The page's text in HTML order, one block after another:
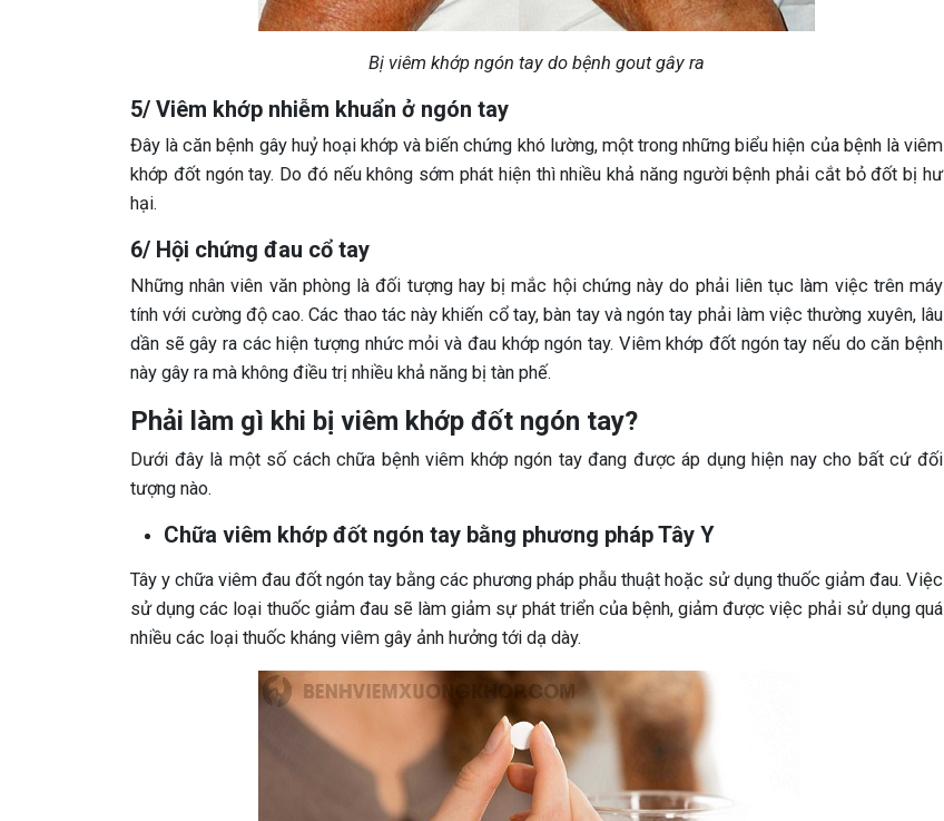
Bị viêm khớp ngón tay do bệnh gout gây ra
5/ Viêm khớp nhiễm khuẩn ở ngón tay
Đây là căn bệnh gây huỷ hoại khớp và biến chứng khó lường, một trong những biểu hiện của bệnh là viêm
khớp đốt ngón tay. Do đó nếu không sớm phát hiện thì nhiều khả năng người bệnh phải cắt bỏ đốt bị hư
hại.
6/ Hội chứng đau cổ tay
Những nhân viên văn phòng là đối tượng hay bị mắc hội chứng này do phải liên tục làm việc trên máy
tính với cường độ cao. Các thao tác này khiến cổ tay, bàn tay và ngón tay phải làm việc thường xuyên, lâu
dần sẽ gây ra các hiện tượng nhức mỏi và đau khớp ngón tay. Viêm khớp đốt ngón tay nếu do căn bệnh
này gây ra mà không điều trị nhiều khả năng bị tàn phế.
Phải làm gì khi bị viêm khớp đốt ngón tay?
Dưới đây là một số cách chữa bệnh viêm khớp ngón tay đang được áp dụng hiện nay cho bất cứ đối
tượng nào.
Chữa viêm khớp đốt ngón tay bằng phương pháp Tây Y
Tây y chữa viêm đau đốt ngón tay bằng các phương pháp phẫu thuật hoặc sử dụng thuốc giảm đau. Việc
sử dụng các loại thuốc giảm đau sẽ làm giảm sự phát triển của bệnh, giảm được việc phải sử dụng quá
nhiều các loại thuốc kháng viêm gây ảnh hưởng tới dạ dày.